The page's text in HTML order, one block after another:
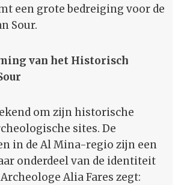
een grote bedreiging voor de
Sour.
van het Historisch
om zijn historische
sites. De
in de Al Mina-regio zijn een
onderdeel van de identiteit
Alia Fares zegt: